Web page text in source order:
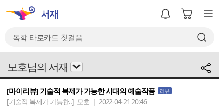
모호님의 서재
[마이리뷰] 기술적 복제가 가능한 시대의 예술작품 리뷰
[기술적 복제가 가능한..] 모호 | 2022-04-21 20:46